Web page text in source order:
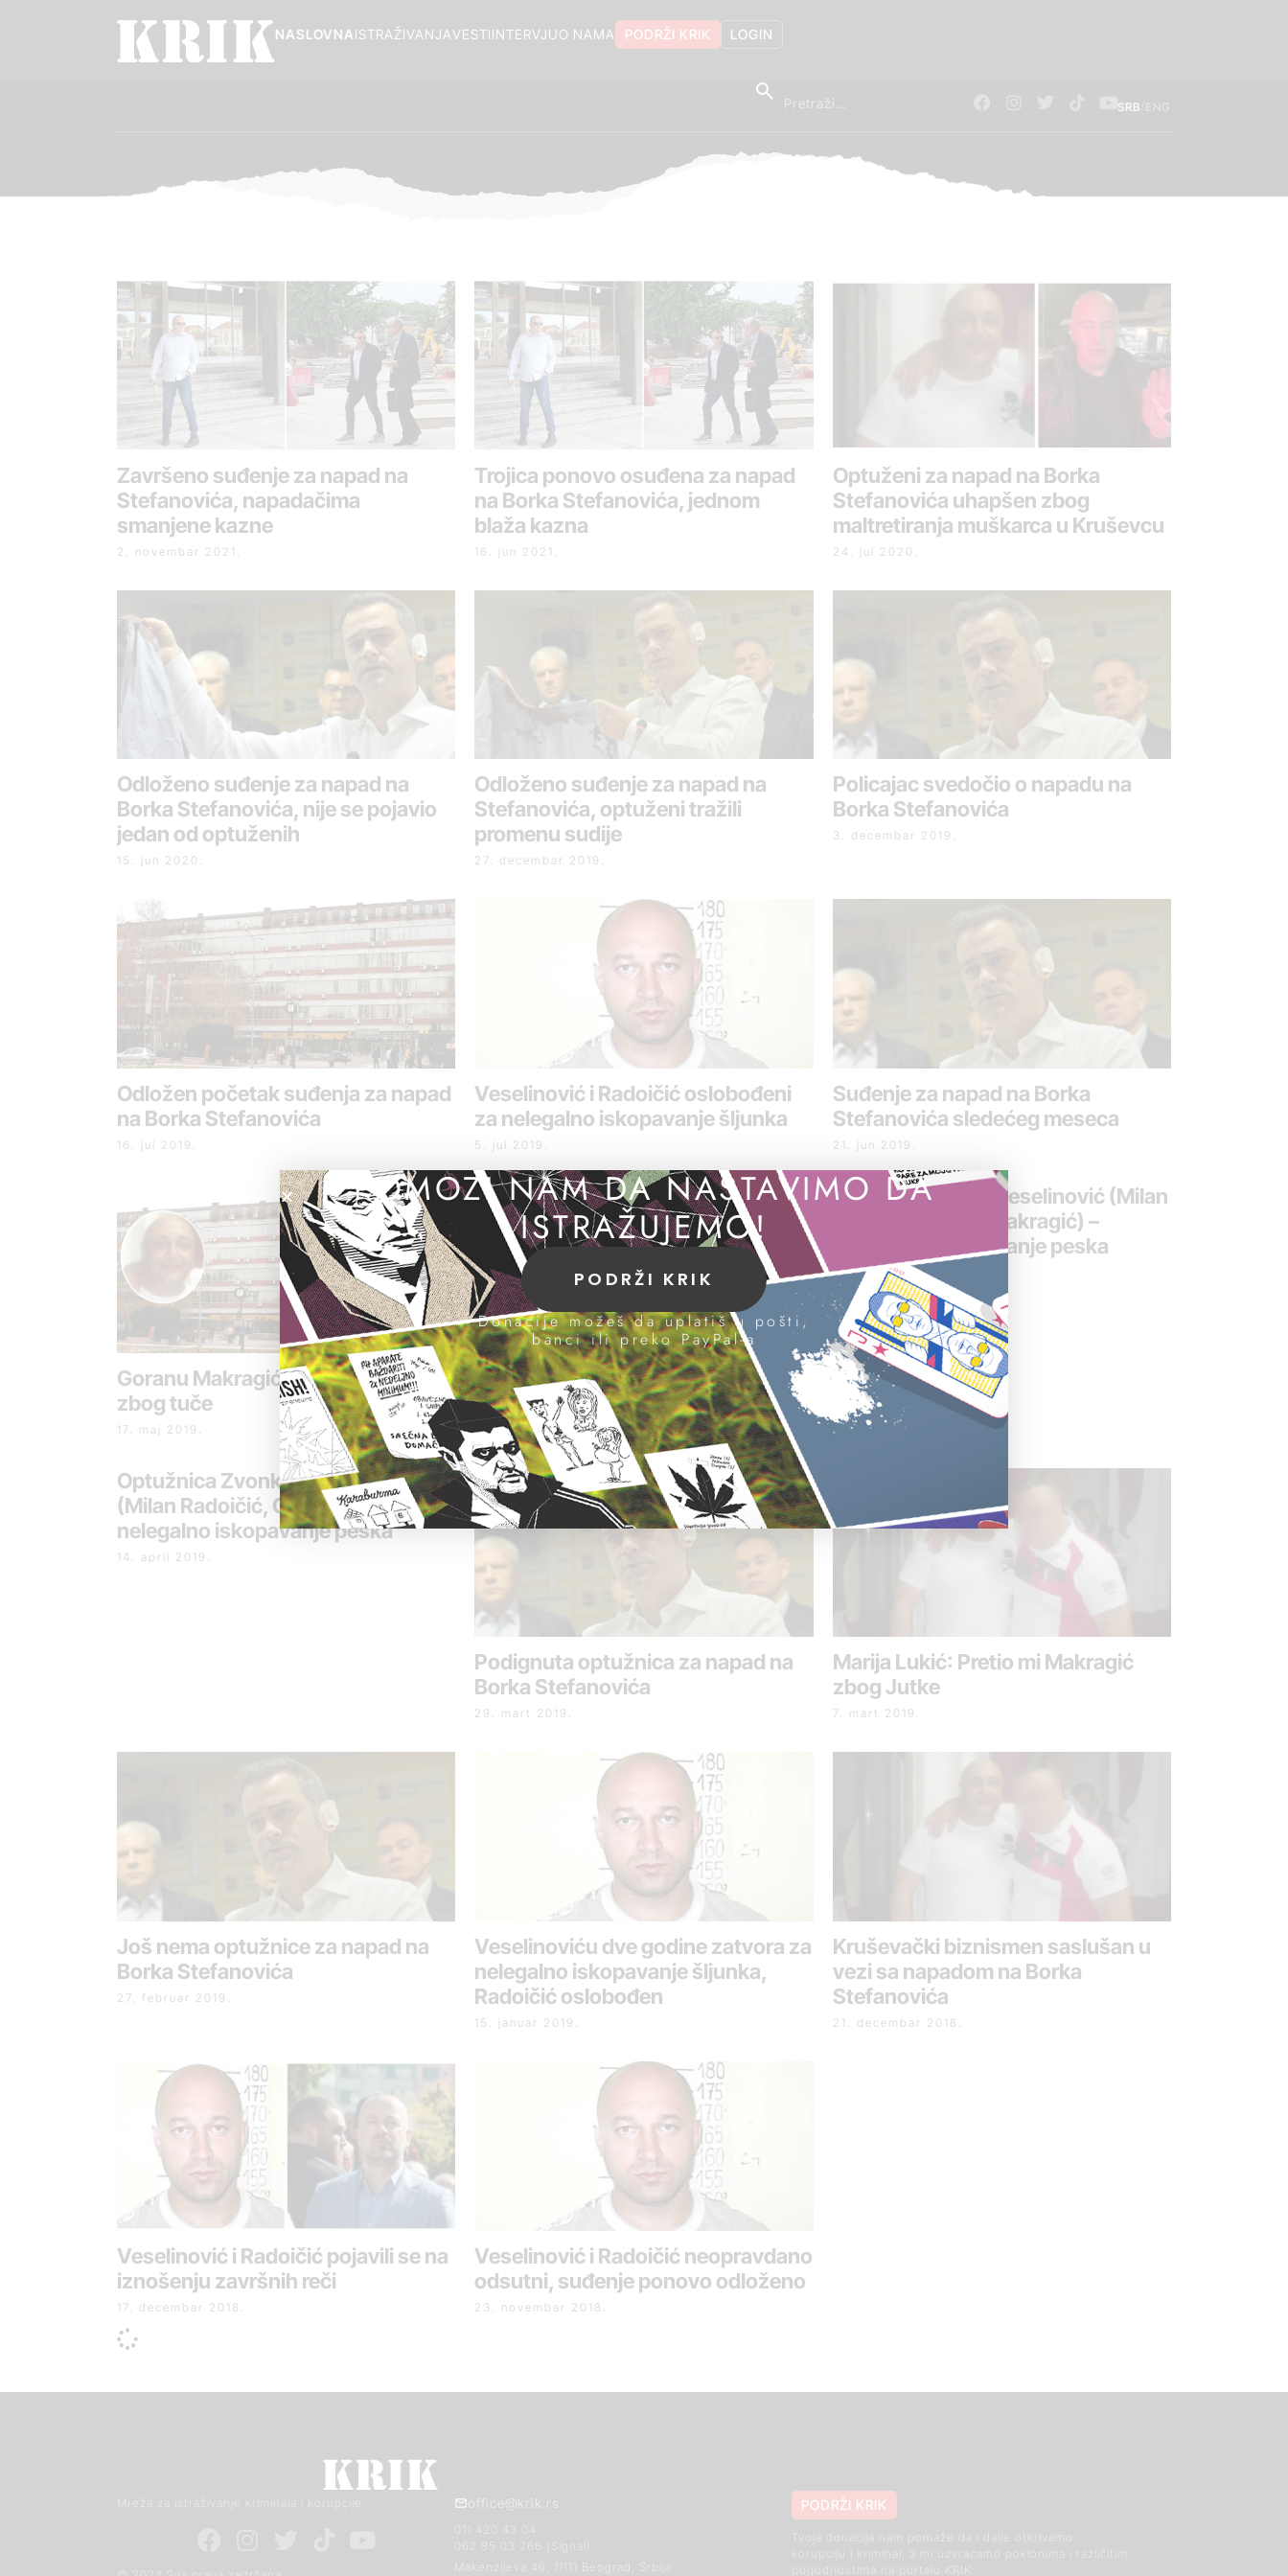
LOGIN
PODRŽI KRIK
O NAMA
INTERVJU
VESTI
ISTRAŽIVANJA
NASLOVNA
SRB
Završeno suđenje za napad na
Stefanovića, napadačima
smanjene kazne
2. novembar 2021.
Trojica ponovo osuđena za napad
na Borka Stefanovića, jednom
blaža kazna
16. jun 2021.
Optuženi za napad na Borka
Stefanovića uhapšen zbog
maltretiranja muškarca u Kruševcu
24. jul 2020.
Odloženo suđenje za napad na
Borka Stefanovića, nije se pojavio
jedan od optuženih
15. jun 2020.
Odloženo suđenje za napad na
Stefanovića, optuženi tražili
promenu sudije
27. decembar 2019.
Policajac svedočio o napadu na
Borka Stefanovića
3. decembar 2019.
Odložen početak suđenja za napad
na Borka Stefanovića
16. jul 2019.
Veselinović i Radoičić oslobođeni
za nelegalno iskopavanje šljunka
5. jul 2019.
Suđenje za napad na Borka
Stefanovića sledećeg meseca
21. jun 2019.
Goranu Makragiću određen pritvor
zbog tuče
17. maj 2019.
Goran Makragić uhapšen zbog
tuče u Kruševcu
12. maj 2019.
Presuda Zvonko Veselinović (Milan
Radoičić, Goran Makragić) –
nelegalno iskopavanje peska
14. april 2019.
Optužnica Zvonko Veselinović
(Milan Radoičić, Goran Makragić) –
nelegalno iskopavanje peska
14. april 2019.
Podignuta optužnica za napad na
Borka Stefanovića
29. mart 2019.
Marija Lukić: Pretio mi Makragić
zbog Jutke
7. mart 2019.
Još nema optužnice za napad na
Borka Stefanovića
27. februar 2019.
Veselinoviću dve godine zatvora za
nelegalno iskopavanje šljunka,
Radoičić oslobođen
15. januar 2019.
Kruševački biznismen saslušan u
vezi sa napadom na Borka
Stefanovića
21. decembar 2018.
Veselinović i Radoičić pojavili se na
iznošenju završnih reči
17. decembar 2018.
Veselinović i Radoičić neopravdano
odsutni, suđenje ponovo odloženo
23. novembar 2018.
Mreža za istraživanje kriminala i korupcije office@krik.rs
011 420 43 04
Makenzijeva 46, 11111 Beograd, Srbija
PODRŽI KRIK
Tvoja donacija nam pomaže da i dalje otkrivamo
korupciju i kriminal, a mi uzvraćamo poklonima i različitim
pogodnostima na portalu KRIK.
POMOZI NAM DA NASTAVIMO DA
ISTRAŽUJEMO!
PODRŽI KRIK
Donacije možeš da uplatiš u pošti,
banci ili preko PayPal-a